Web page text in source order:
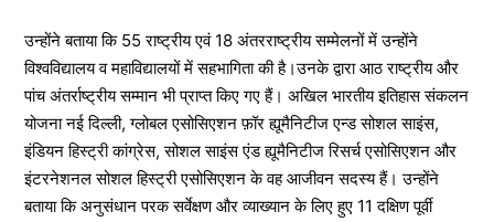
उन्होंने बताया कि 55 राष्ट्रीय एवं 18 अंतरराष्ट्रीय सम्मेलनों में उन्होंने
विश्वविद्यालय व महाविद्यालयों में सहभागिता की है।उनके द्वारा आठ राष्ट्रीय और
पांच अंतर्राष्ट्रीय सम्मान भी प्राप्त किए गए हैं। अखिल भारतीय इतिहास संकलन
योजना नई दिल्ली, ग्लोबल एसोसिएशन फ़ॉर ह्यूमैनिटीज एन्ड सोशल साइंस,
इंडियन हिस्ट्री कांग्रेस, सोशल साइंस एंड ह्यूमैनिटीज रिसर्च एसोसिएशन और
इंटरनेशनल सोशल हिस्ट्री एसोसिएशन के वह आजीवन सदस्य हैं। उन्होंने
बताया कि अनुसंधान परक सर्वेक्षण और व्याख्यान के लिए हुए 11 दक्षिण पूर्वी